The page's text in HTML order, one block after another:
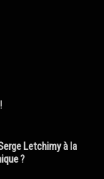
Letchimy à la
?